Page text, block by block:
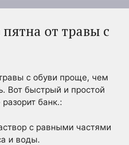
от травы с
с обуви проще, чем
Вот быстрый и простой
банк.:
с равными частями
и воды.